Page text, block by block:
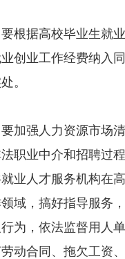
据高校毕业生就业
创业工作经费纳入
。
强人力资源市场清
职业中介和招聘过
业人才服务机构在
域，搞好指导服务
为，依法监督用人
动合同、拖欠工资